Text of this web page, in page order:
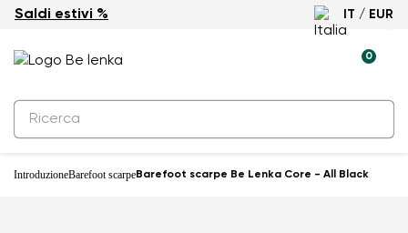
Saldi estivi % IT / EUR
0
IntroduzioneBarefoot scarpeBarefoot scarpe Be Lenka Core - All Black